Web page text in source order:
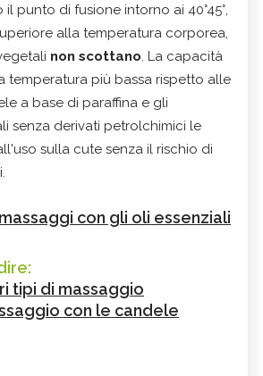
punto di fusione intorno ai 40°45°,
alla temperatura corporea,
non scottano. La capacità
temperatura più bassa rispetto alle
a base di paraffina e gli
senza derivati petrolchimici le
sulla cute senza il rischio di
con gli oli essenziali
tipi di massaggio
con le candele